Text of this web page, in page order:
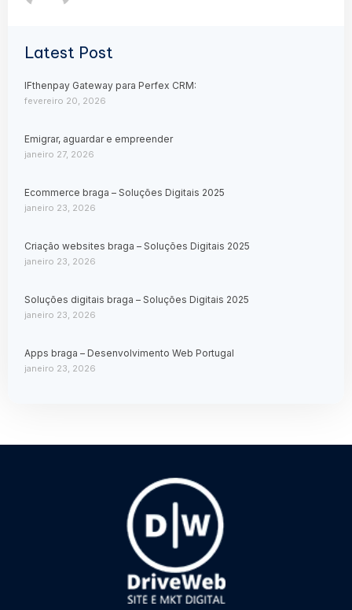
Latest Post
IFthenpay Gateway para Perfex CRM:
fevereiro 20, 2026
Emigrar, aguardar e empreender
janeiro 27, 2026
Ecommerce braga – Soluções Digitais 2025
janeiro 23, 2026
Criação websites braga – Soluções Digitais 2025
janeiro 23, 2026
Soluções digitais braga – Soluções Digitais 2025
janeiro 23, 2026
Apps braga – Desenvolvimento Web Portugal
janeiro 23, 2026